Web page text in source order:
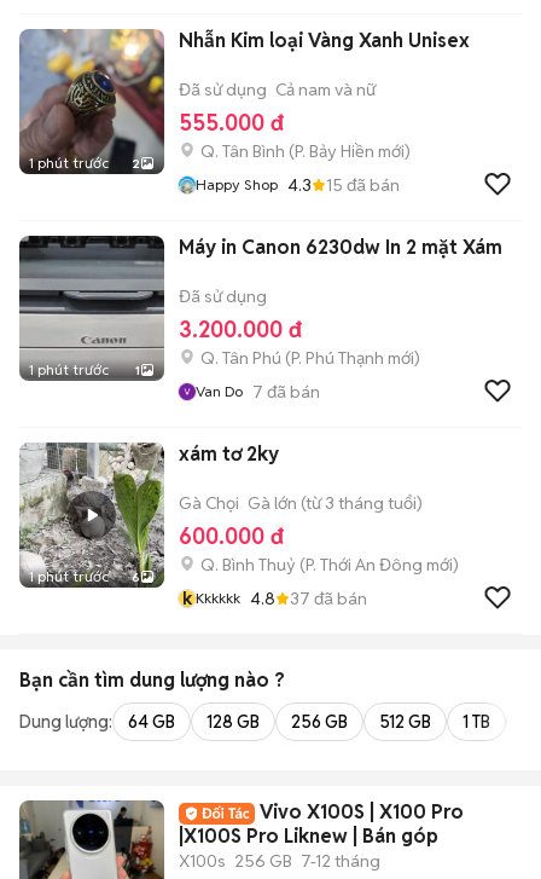
1 phút trước 2
Nhẫn Kim loại Vàng Xanh Unisex
Đã sử dụng Cả nam và nữ
555.000 đ
Q. Tân Bình (P. Bảy Hiền mới)
Happy Shop 4.3 15 đã bán
1 phút trước 1
Máy in Canon 6230dw In 2 mặt Xám
Đã sử dụng
3.200.000 đ
Q. Tân Phú (P. Phú Thạnh mới)
Van Do 7 đã bán
1 phút trước 6
xám tơ 2ky
Gà Chọi Gà lớn (từ 3 tháng tuổi)
600.000 đ
Q. Bình Thuỷ (P. Thới An Đông mới)
k Kkkkkk 4.8 37 đã bán
Bạn cần tìm dung lượng nào ?
Dung lượng: 64 GB 128 GB 256 GB 512 GB 1 TB
Vivo X100S | X100 Pro
|X100S Pro Liknew | Bán góp
X100s 256 GB 7-12 tháng